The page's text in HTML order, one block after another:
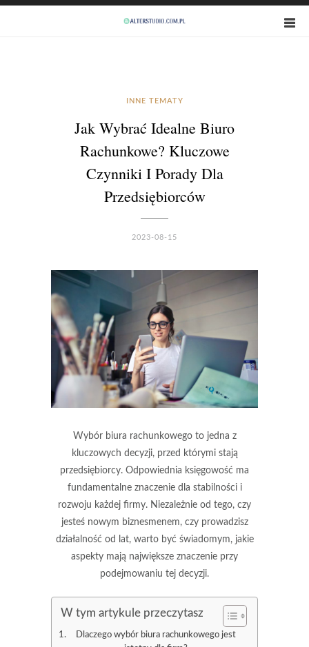
INNE TEMATY
Jak Wybrać Idealne Biuro
Rachunkowe? Kluczowe
Czynniki I Porady Dla
Przedsiębiorców
2023-08-15
Wybór biura rachunkowego to jedna z
kluczowych decyzji, przed którymi stają
przedsiębiorcy. Odpowiednia księgowość ma
fundamentalne znaczenie dla stabilności i
rozwoju każdej firmy. Niezależnie od tego, czy
jesteś nowym biznesmenem, czy prowadzisz
działalność od lat, warto być świadomym, jakie
aspekty mają największe znaczenie przy
podejmowaniu tej decyzji.
W tym artykule przeczytasz
Dlaczego wybór biura rachunkowego jest